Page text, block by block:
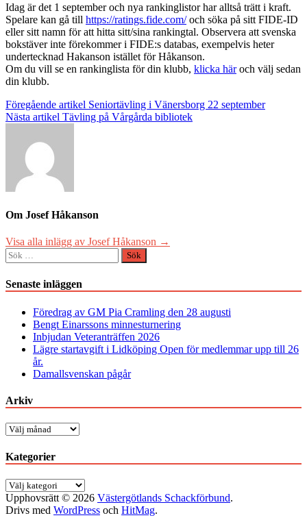
Idag är det 1 september och nya rankinglistor har alltså trätt i kraft.
Spelare kan gå till https://ratings.fide.com/och söka på sitt FIDE-ID
eller sitt namn för att hitta sitt/sina rankingtal. Observera att svenska
bokstäver inte förekommer i FIDE:s databas, exempelvis heter
undertecknad Hakanson istället för Håkanson.
Om du vill se en rankinglista för din klubb, klicka häroch välj sedan
din klubb.
Inläggsnavigering
Föregående artikel Seniortävling i Vänersborg 22 september
Nästa artikel Tävling på Vårgårda bibliotek
Om Josef Håkanson
Visa alla inlägg av Josef Håkanson →
Sök
efter:
Senaste inläggen
Föredrag av GM Pia Cramling den 28 augusti
Bengt Einarssons minnesturnering
Inbjudan Veteranträffen 2026
Lägre startavgift i Lidköping Open för medlemmar upp till 26
år.
Damallsvenskan pågår
Arkiv
Arkiv
Kategorier
Kategorier
Upphovsrätt © 2026 Västergötlands Schackförbund.
Drivs med WordPress och HitMag.